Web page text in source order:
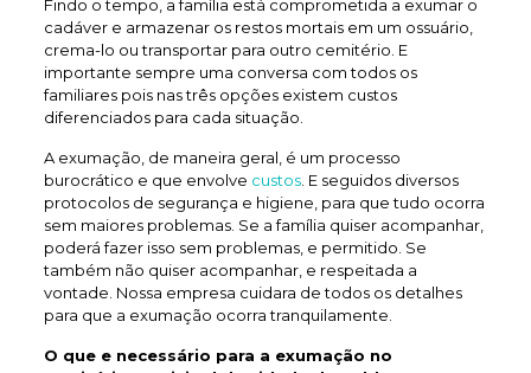
Findo o tempo, a família está comprometida a exumar o
cadáver e armazenar os restos mortais em um ossuário,
crema-lo ou transportar para outro cemitério. E
importante sempre uma conversa com todos os
familiares pois nas três opções existem custos
diferenciados para cada situação.
A exumação, de maneira geral, é um processo
burocrático e que envolve custos. E seguidos diversos
protocolos de segurança e higiene, para que tudo ocorra
sem maiores problemas. Se a família quiser acompanhar,
poderá fazer isso sem problemas, e permitido. Se
também não quiser acompanhar, e respeitada a
vontade. Nossa empresa cuidara de todos os detalhes
para que a exumação ocorra tranquilamente.
O que e necessário para a exumação no